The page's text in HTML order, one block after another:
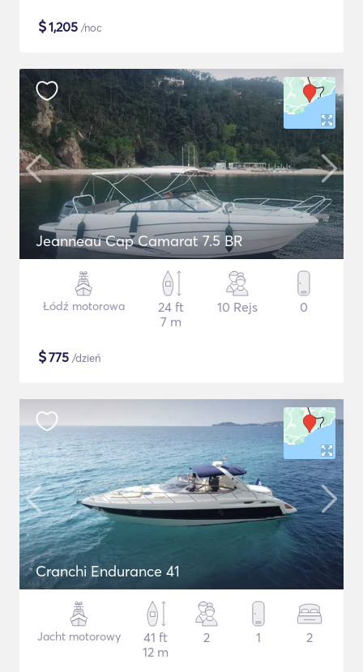
$1,205 /noc
Jeanneau Cap Camarat 7.5 BR
Łódź motorowa
24 ft
7 m
10 Rejs 0
$775 /dzień
Cranchi Endurance 41
Jacht motorowy
41 ft
12 m
2 1 2